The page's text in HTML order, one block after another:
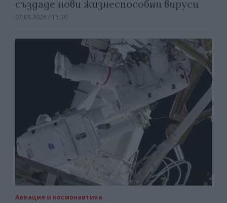
създаде нови жизнеспособни вируси
07.08.2026 / 15:30
Авиация и космонавтика